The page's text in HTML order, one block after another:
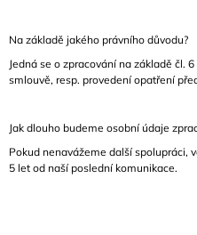
Na základě jakého právního důvodu?
Jedná se o zpracování na základě čl.
smlouvě, resp. provedení opatření
Jak dlouho budeme osobní údaje
Pokud nenavážeme další spolupráci,
5 let od naší poslední komunikace.